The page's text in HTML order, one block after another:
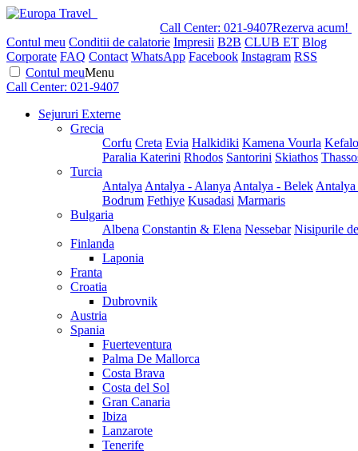
Call Center: 021-9407Rezerva acum!
Contul meu Conditii de calatorie Impresii B2B CLUB ET Blog
Corporate FAQ Contact WhatsApp Facebook Instagram RSS
Contul meuMenu
Call Center: 021-9407
Sejururi Externe
Grecia
Corfu Creta Evia Halkidiki Kamena Vourla
Paralia Katerini Rhodos Santorini Skiathos
Turcia
Antalya Antalya - Alanya Antalya - Belek
Bodrum Fethiye Kusadasi Marmaris
Bulgaria
Albena Constantin & Elena Nessebar Nisipurile
Finlanda
Laponia
Franta
Croatia
Dubrovnik
Austria
Spania
Fuerteventura
Palma De Mallorca
Costa Brava
Costa del Sol
Gran Canaria
Ibiza
Lanzarote
Tenerife